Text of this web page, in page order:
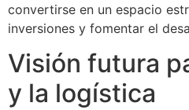
convertirse en un espacio
inversiones y fomentar el
Visión futura
y la logística